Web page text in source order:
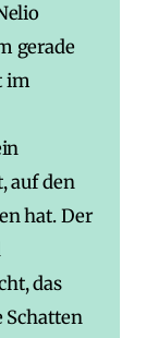
gerade
im
auf den
hat. Der
das
Schatten